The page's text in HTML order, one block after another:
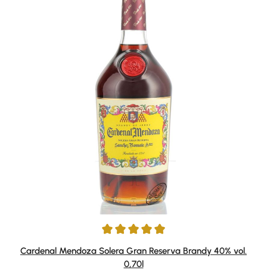
Durchschnittliche Bewertung von 4.89 von 5 Sternen
Cardenal Mendoza Solera Gran Reserva Brandy 40% vol.
0,70l